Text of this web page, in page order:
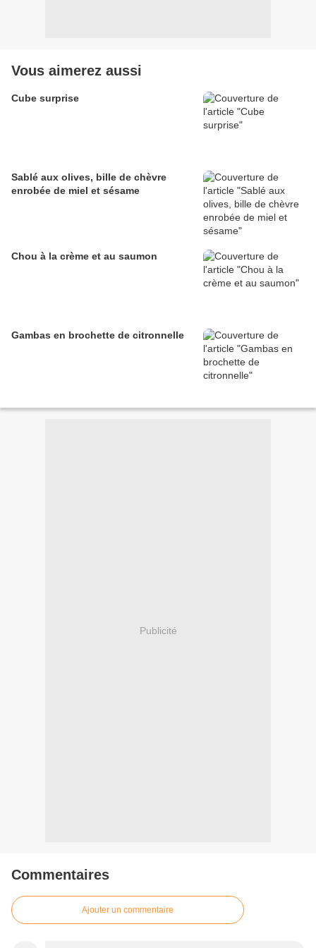
Vous aimerez aussi
Cube surprise
Sablé aux olives, bille de chèvre
enrobée de miel et sésame
Chou à la crème et au saumon
Gambas en brochette de citronnelle
Publicité
Commentaires
Ajouter un commentaire